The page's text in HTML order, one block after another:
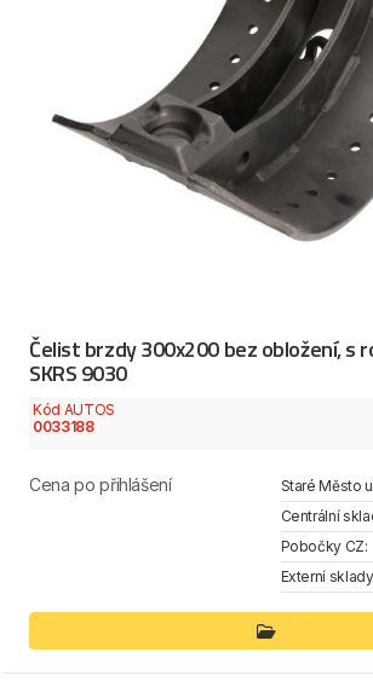
Čelist brzdy 300x200 bez obložení, s
SKRS 9030
Kód AUTOS
0033188
Cena po přihlášení
Staré Město
Centrální
Pobočky CZ:
Externí